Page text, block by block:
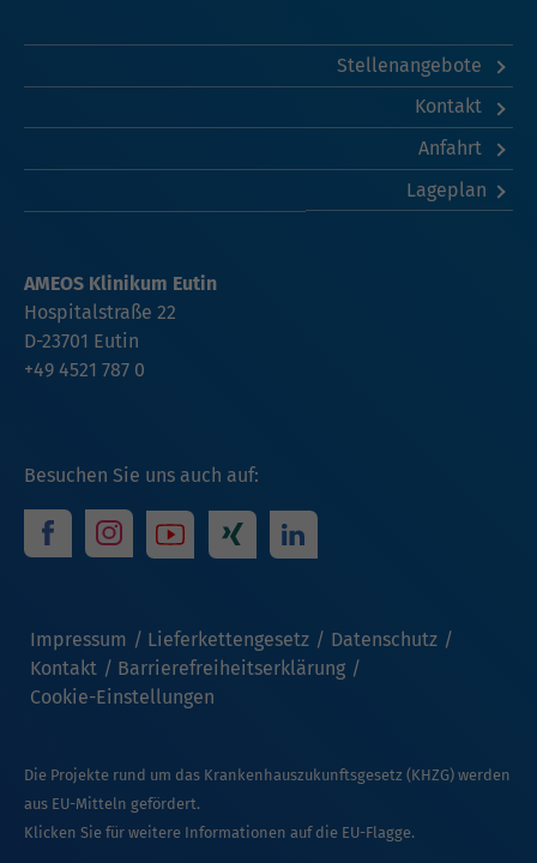
Stellenangebote
Kontakt
Anfahrt
Lageplan
Besuchen Sie uns auch auf:
Impressum Lieferkettengesetz
Datenschutz
Kontakt
Barrierefreiheitserklärung
Cookie-Einstellungen
AMEOS Klinikum Eutin
Hospitalstraße 22
D-23701 Eutin
+49 4521 787 0
Die Projekte rund um das Krankenhauszukunftsgesetz (KHZG) werden
aus EU-Mitteln gefördert.
Klicken Sie für weitere Informationen auf die EU-Flagge.